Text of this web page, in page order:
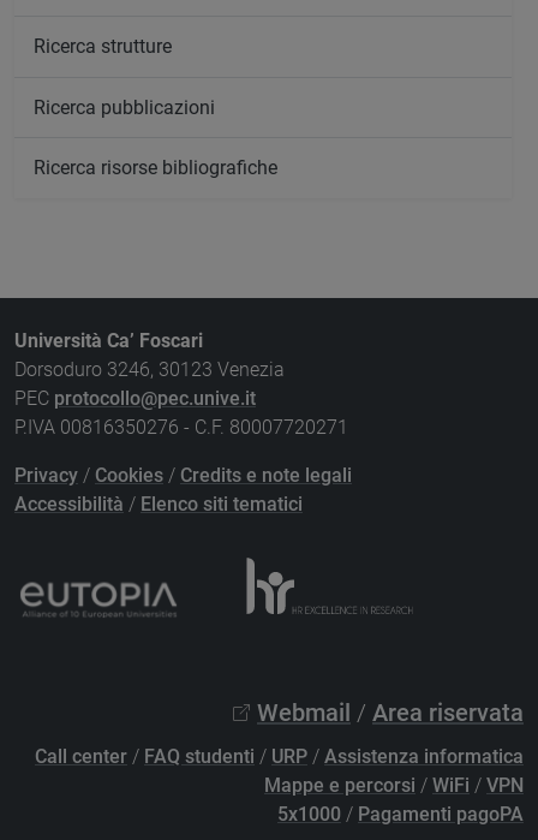
Ricerca strutture
Ricerca pubblicazioni
Ricerca risorse bibliografiche
Università Ca’ Foscari
Dorsoduro 3246, 30123 Venezia
PEC protocollo@pec.unive.it
P.IVA 00816350276 - C.F. 80007720271
Privacy / Cookies / Credits e note legali
Accessibilità / Elenco siti tematici
Webmail / Area riservata
Call center / FAQ studenti / URP / Assistenza informatica
Mappe e percorsi / WiFi / VPN
5x1000 / Pagamenti pagoPA